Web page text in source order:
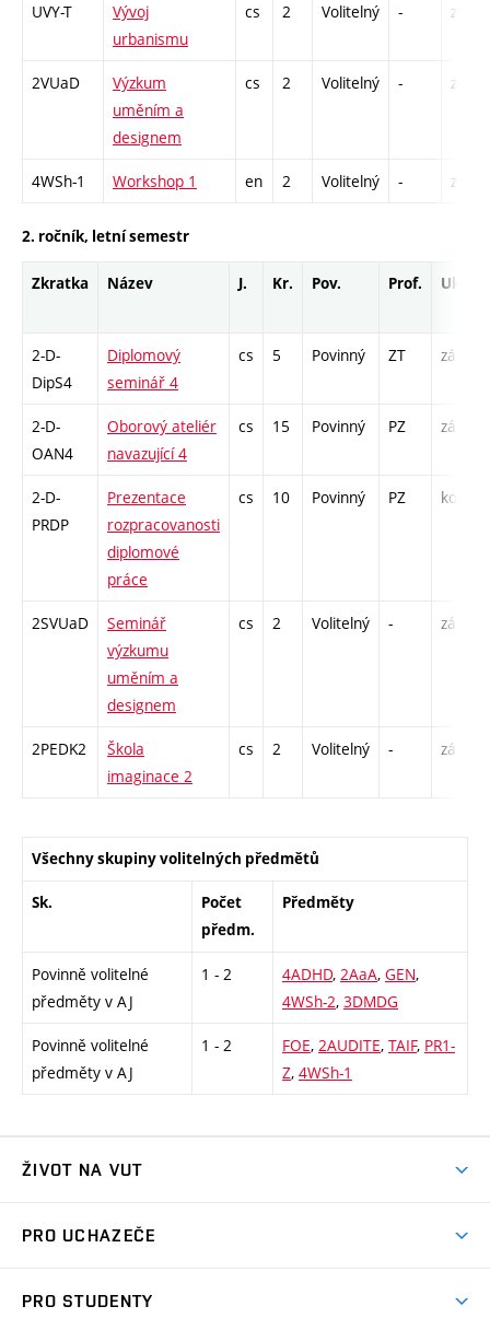
UVY-T
Vývoj
urbanismu
cs 2 Volitelný - zá,zk
2VUaD
Výzkum
uměním a
designem
cs 2 Volitelný - zá
4WSh-1 Workshop 1 en 2 Volitelný - zá
2. ročník, letní semestr
Zkratka Název J. Kr. Pov. Prof. Uk.
2-D-
DipS4
Diplomový
seminář 4
cs 5 Povinný ZT zá
2-D-
OAN4
Oborový ateliér
navazující 4
cs 15 Povinný PZ zá
2-D-
PRDP
Prezentace
rozpracovanosti
diplomové
práce
cs 10 Povinný PZ kol
2SVUaD
Seminář
výzkumu
uměním a
designem
cs 2 Volitelný - zá
2PEDK2
Škola
imaginace 2
cs 2 Volitelný - zá
Všechny skupiny volitelných předmětů
Sk.
Počet
předm.
Předměty
Povinně volitelné
předměty v AJ
1 - 2 4ADHD, 2AaA, GEN,
4WSh-2, 3DMDG
Povinně volitelné
předměty v AJ
1 - 2 FOE, 2AUDITE, TAIF, PR1-
Z, 4WSh-1
ŽIVOT NA VUT
Koleje
PRO UCHAZEČE
PRO STUDENTY